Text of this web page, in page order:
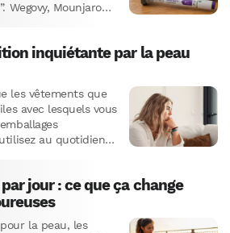
Wegovy, Mounjaro…
inquiétante par la peau
les vêtements que
avec lesquels vous
au quotidien
jour : ce que ça change
la peau, les